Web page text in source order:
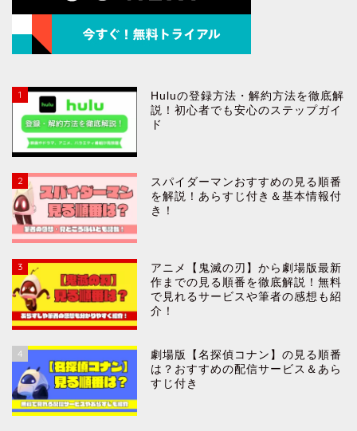
1
Huluの登録方法・解約方法を徹底解
説！初心者でも安心のステップガイ
ド
2
スパイダーマンおすすめの見る順番
を解説！あらすじ付き＆基本情報付
き！
3
アニメ【鬼滅の刃】から劇場版最新
作までの見る順番を徹底解説！無料
で見れるサービスや筆者の感想も紹
介！
4
劇場版【名探偵コナン】の見る順番
は？おすすめの配信サービス＆あら
すじ付き